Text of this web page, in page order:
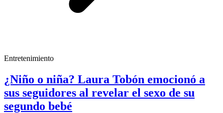
Entretenimiento
¿Niño o niña? Laura Tobón emocionó a
sus seguidores al revelar el sexo de su
segundo bebé